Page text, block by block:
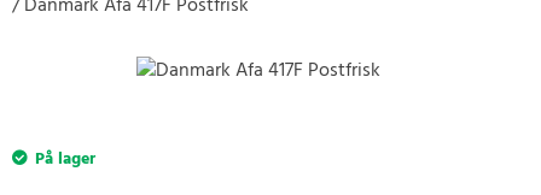
På lager